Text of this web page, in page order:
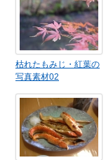
枯れたもみじ・紅葉の
写真素材02